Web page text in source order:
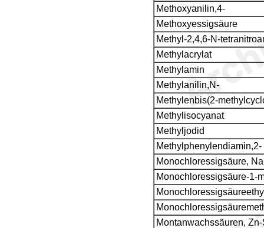
Methoxyanilin,4-
Methoxyessigsäure
Methyl-2,4,6-N-
Methylacrylat
Methylamin
Methylanilin,N-
Methylenbis(2-
Methylisocyanat
Methyljodid
Methylphenylendiamin,2-
Monochloressigsäure,
Monochloressigsäure-1-
Montanwachssäuren,